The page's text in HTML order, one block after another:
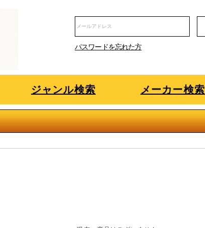
パスワードを忘れた方
ジャンル検索 メーカー検索